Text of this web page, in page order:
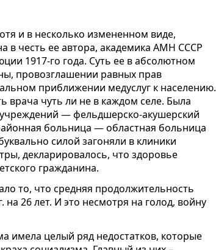
и в несколько измененном виде,
в честь ее автора, академика АМН СССР
1917-го года. Суть ее в абсолютном
провозглашении равных прав
приближении медуслуг к населению.
врача чуть ли не в каждом селе. Была
— фельдшерско-акушерский
больница — областная больница
силой загоняли в клиники
декларировалось, что здоровье
гражданина.
то, что средняя продолжительность
на 26 лет. И это несмотря на голод, войну
имела целый ряд недостатков, которые